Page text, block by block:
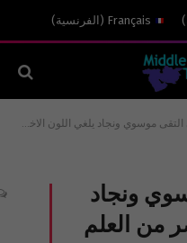
)
Français
( الفرنسية)
موسوي ونجاد يلغي اللون الاخضر من العلم الإيراني
ونجاد
من العلم